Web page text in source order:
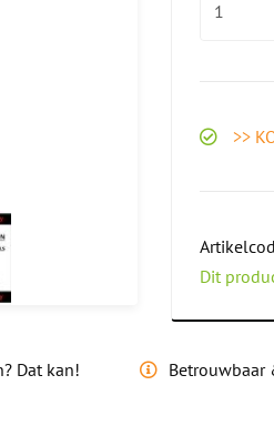
>>
Dit
Dat kan! Betrouwbaar